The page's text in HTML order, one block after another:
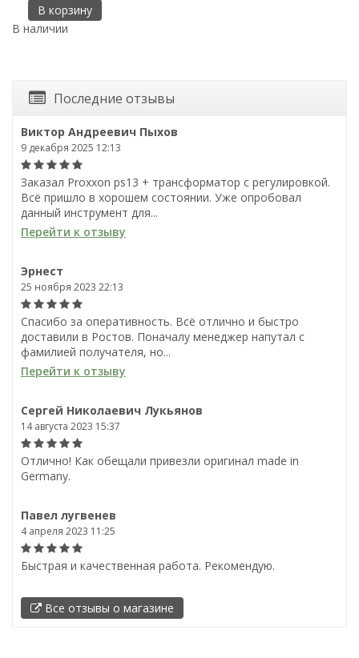
В корзину
В наличии
Последние отзывы
Виктор Андреевич Пыхов
9 декабря 2025 12:13
Заказал Proxxon ps13 + трансформатор с регулировкой.
Всё пришло в хорошем состоянии. Уже опробовал
данный инструмент для...
Перейти к отзыву
Эрнест
25 ноября 2023 22:13
Спасибо за оперативность. Всё отлично и быстро
доставили в Ростов. Поначалу менеджер напутал с
фамилией получателя, но...
Перейти к отзыву
Сергей Николаевич Лукьянов
14 августа 2023 15:37
Отлично! Как обещали привезли оригинал made in
Germany.
Павел лугвенев
4 апреля 2023 11:25
Быстрая и качественная работа. Рекомендую.
Все отзывы о магазине